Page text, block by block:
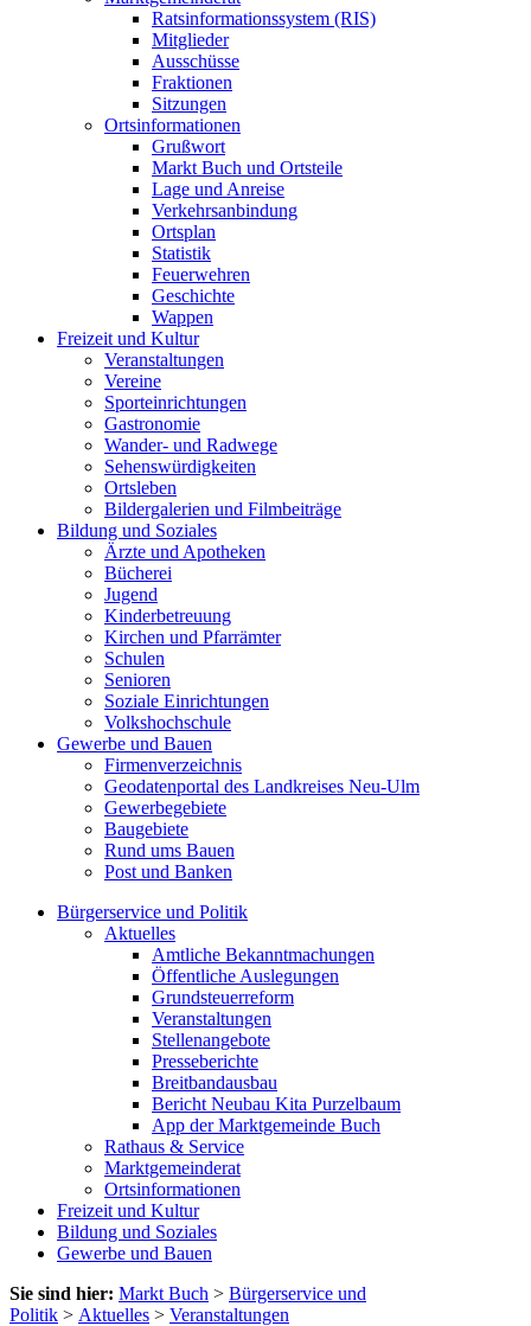
Ratsinformationssystem (RIS)
Mitglieder
Ausschüsse
Fraktionen
Sitzungen
Ortsinformationen
Grußwort
Markt Buch und Ortsteile
Lage und Anreise
Verkehrsanbindung
Ortsplan
Statistik
Feuerwehren
Geschichte
Wappen
Freizeit und Kultur
Veranstaltungen
Vereine
Sporteinrichtungen
Gastronomie
Wander- und Radwege
Sehenswürdigkeiten
Ortsleben
Bildergalerien und Filmbeiträge
Bildung und Soziales
Ärzte und Apotheken
Bücherei
Jugend
Kinderbetreuung
Kirchen und Pfarrämter
Schulen
Senioren
Soziale Einrichtungen
Volkshochschule
Gewerbe und Bauen
Firmenverzeichnis
Geodatenportal des Landkreises Neu-Ulm
Gewerbegebiete
Baugebiete
Rund ums Bauen
Post und Banken
Bürgerservice und Politik
Aktuelles
Amtliche Bekanntmachungen
Öffentliche Auslegungen
Grundsteuerreform
Veranstaltungen
Stellenangebote
Presseberichte
Breitbandausbau
Bericht Neubau Kita Purzelbaum
App der Marktgemeinde Buch
Rathaus & Service
Marktgemeinderat
Ortsinformationen
Freizeit und Kultur
Bildung und Soziales
Gewerbe und Bauen
Sie sind hier: Markt Buch > Bürgerservice und
Politik > Aktuelles > Veranstaltungen